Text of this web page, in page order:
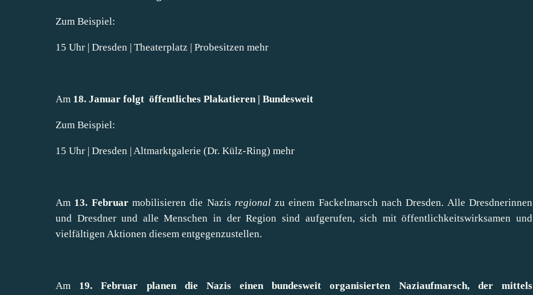
Zum Beispiel:
15 Uhr | Dresden | Theaterplatz | Probesitzen mehr
Am 18. Januar folgt öffentliches Plakatieren | Bundesweit
Zum Beispiel:
15 Uhr | Dresden | Altmarktgalerie (Dr. Külz-Ring) mehr
Am 13. Februarmobilisieren die Nazis regionalzu einem Fackelmarsch nach Dresden. Alle Dresdnerinnen
und Dresdner und alle Menschen in der Region sind aufgerufen, sich mit öffentlichkeitswirksamen und
vielfältigen Aktionen diesem entgegenzustellen.
Am 19. Februar planen die Nazis einen bundesweit organisierten Naziaufmarsch, der mittels